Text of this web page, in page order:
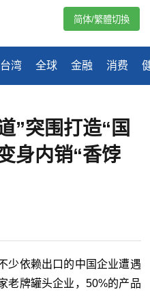
台湾 全球 金融 消费
简体/繁體切換
”突围打造“国
身内销“香饽
少依赖出口的中国企业遭遇
老牌罐头企业，50%的产品